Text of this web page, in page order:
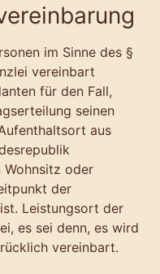
im Sinne des §
vereinbart
für den Fall,
seinen
aus
Wohnsitz oder
der
Leistungsort der
es sei denn, es wird
vereinbart.